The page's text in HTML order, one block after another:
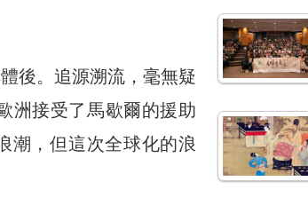
後。追源溯流，毫無疑
洲接受了馬歇爾的援助
潮，但這次全球化的浪